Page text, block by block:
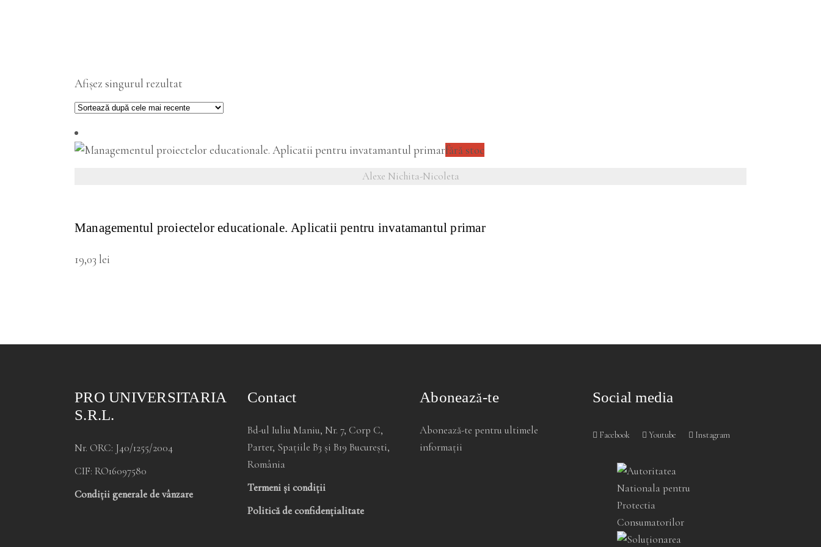
Afișez singurul rezultat
fără stoc
Alexe Nichita-Nicoleta
Managementul proiectelor educationale. Aplicatii pentru invatamantul primar
19,03 lei
PRO UNIVERSITARIA
S.R.L.
Nr. ORC: J40/1255/2004
CIF: RO16097580
Condiții generale de vânzare
Contact
Bd-ul Iuliu Maniu, Nr. 7, Corp C,
Parter, Spațiile B3 și B19 București,
România
Termeni și condiții
Politică de confidențialitate
Abonează-te
Abonează-te pentru ultimele
informații
Social media
Facebook Youtube Instagram